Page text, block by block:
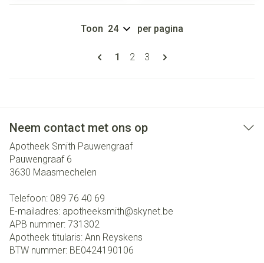
Pagina's
U lees momenteel pagina
1 Pagina
2 Pagina
3
Toon per pagina
Neem contact met ons op
Apotheek Smith Pauwengraaf
Pauwengraaf 6
3630 Maasmechelen
Telefoon: 089 76 40 69
E-mailadres: apotheeksmith@skynet.be
APB nummer: 731302
Apotheek titularis: Ann Reyskens
BTW nummer: BE0424190106